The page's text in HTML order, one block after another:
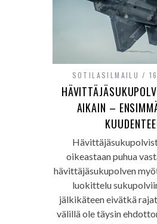
SOTILASILMAILU
AIKAIN –
oikeastaan puhua
hävittäjäsukupolven
luokittelu
jälkikäteen eivätkä
välillä ole täysin